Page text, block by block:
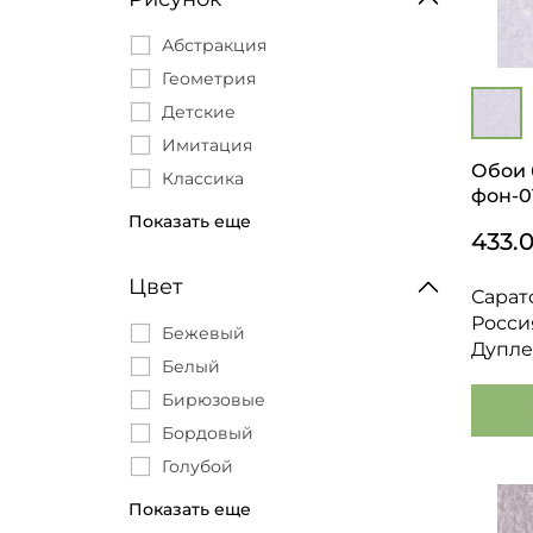
Абстракция
Геометрия
Детские
Имитация
Классика
Орнамент
Полоса
Сюжетный рисунок
Флористика
Показать еще
Цвет
Бежевый
Белый
Бирюзовые
Бордовый
Голубой
Показать еще
Обои
фон-